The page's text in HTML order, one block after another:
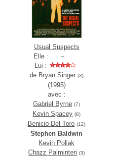
Usual Suspects
Elle :
Lui :
de Bryan Singer (3)
(1995)
avec :
Gabriel Byrne (7)
Kevin Spacey (8)
Benicio Del Toro (12)
Stephen Baldwin
Kevin Pollak
Chazz Palminteri (3)